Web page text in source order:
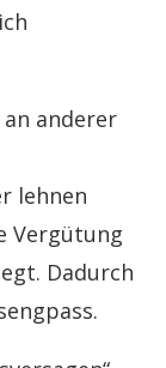
anderer
lehnen
Vergütung
Dadurch